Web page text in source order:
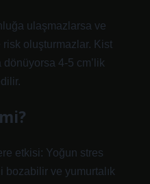
ulaşmazlarsa ve
oluşturmazlar. Kist
dönüyorsa 4-5 cm’lik
etkisi: Yoğun stres
ve yumurtalık